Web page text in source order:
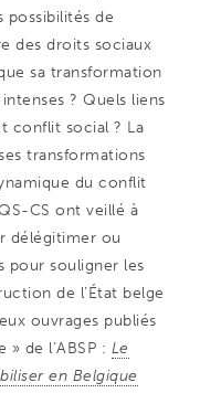
possibilités de
des droits sociaux
sa transformation
? Quels liens
conflit social ? La
transformations
du conflit
CS ont veillé à
délégitimer ou
pour souligner les
de l’État belge
ouvrages publiés
de l’ABSP : Le
en Belgique